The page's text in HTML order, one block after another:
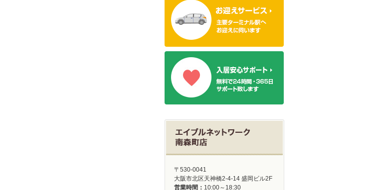
〒530-0041
大阪市北区天神橋2-4-14 盛岡ビル2F
営業時間： 10:00～18:30